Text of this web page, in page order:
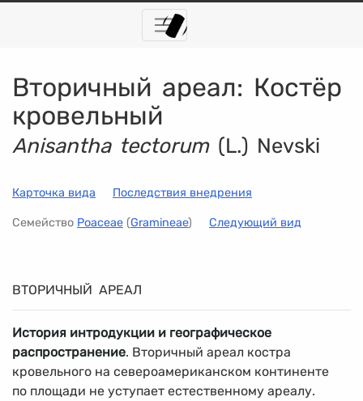
Вторичный ареал: Костёр
кровельный
Anisantha tectorum(L.) Nevski
Карточка вида Последствия внедрения
Семейство Poaceae (Gramineae) Следующий вид
ВТОРИЧНЫЙ АРЕАЛ
История интродукции и географическое
распространение. Вторичный ареал костра
кровельного на североамериканском континенте
по площади не уступает естественному ареалу.